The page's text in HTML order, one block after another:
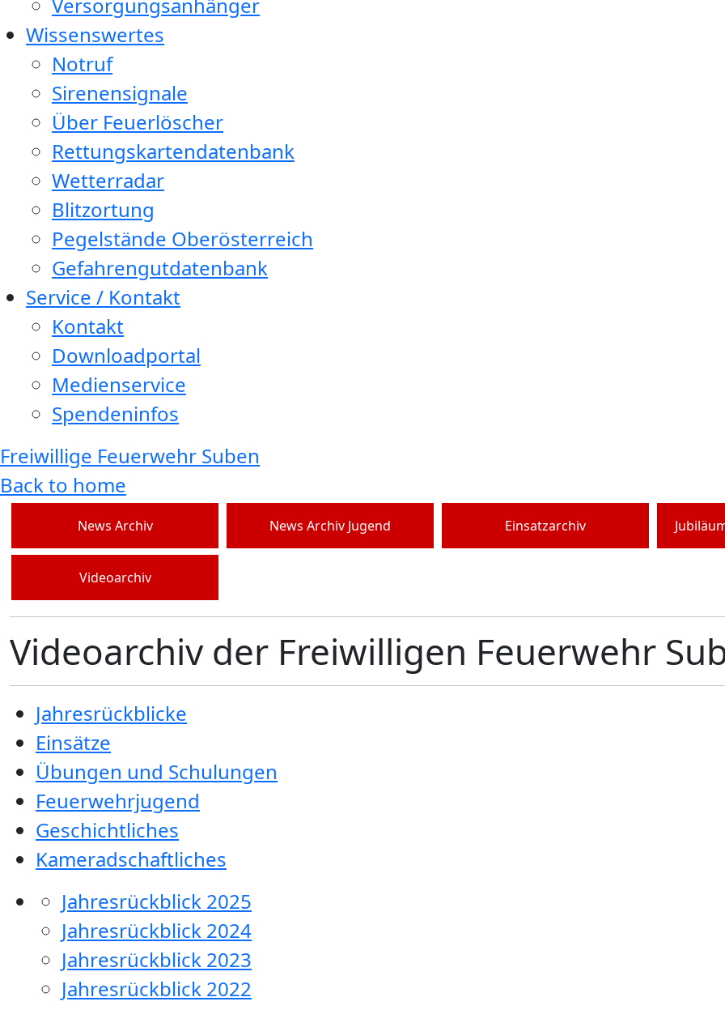
Wissenswertes
Notruf
Sirenensignale
Über Feuerlöscher
Rettungskartendatenbank
Wetterradar
Blitzortung
Pegelstände Oberösterreich
Gefahrengutdatenbank
Service / Kontakt
Kontakt
Downloadportal
Medienservice
Spendeninfos
Freiwillige Feuerwehr Suben
Back to home
News Archiv News Archiv Jugend Einsatzarchiv
Videoarchiv
Videoarchiv der Freiwilligen Feuerwehr
Jahresrückblicke
Einsätze
Übungen und Schulungen
Feuerwehrjugend
Geschichtliches
Kameradschaftliches
Jahresrückblick 2025
Jahresrückblick 2024
Jahresrückblick 2023
Jahresrückblick 2022